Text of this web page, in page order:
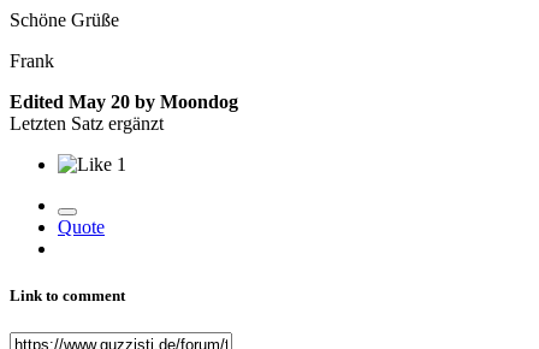
Schöne Grüße
Frank
Edited May 20 by Moondog
Letzten Satz ergänzt
1
Quote
Link to comment